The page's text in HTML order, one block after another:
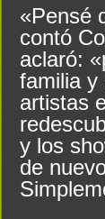
«Pensé
contó
aclaró:
familia y
artistas
y los
de